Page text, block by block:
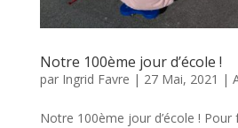
Notre 100ème jour d’école !
par Ingrid Favre | 27 Mai, 2021 |
Notre 100ème jour d’école !